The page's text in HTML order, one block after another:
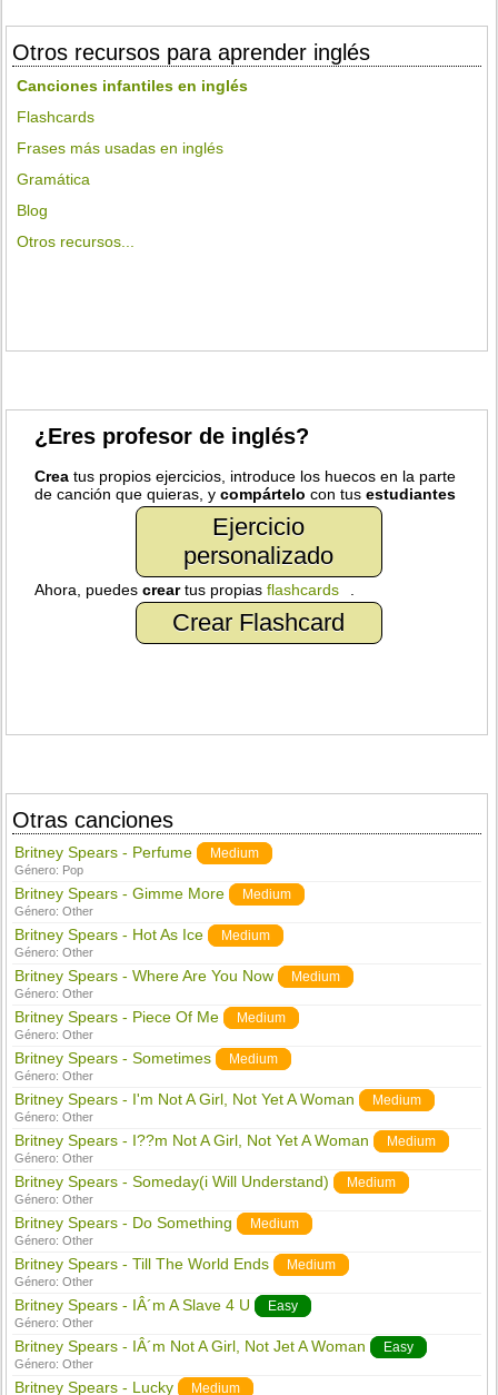
Otros recursos para aprender inglés
Canciones infantiles en inglés
Flashcards
Frases más usadas en inglés
Gramática
Blog
Otros recursos...
¿Eres profesor de inglés?
Crea tus propios ejercicios, introduce los huecos en la parte
de canción que quieras, ycompártelo con tusestudiantes
Ejercicio
personalizado
Ahora, puedescreartus propiasflashcards
Crear Flashcard
Otras canciones
Britney Spears - Perfume Medium
Género: Pop
Britney Spears - Gimme More Medium
Género:Other
Britney Spears - Hot As Ice Medium
Género:Other
Britney Spears - Where Are You Now Medium
Género:Other
Britney Spears - Piece Of Me Medium
Género:Other
Britney Spears - Sometimes Medium
Género:Other
Britney Spears - I'm Not A Girl, Not Yet A Woman Medium
Género:Other
Britney Spears - I??m Not A Girl, Not Yet A Woman Medium
Género:Other
Britney Spears - Someday(i Will Understand) Medium
Género:Other
Britney Spears - Do Something Medium
Género:Other
Britney Spears - Till The World Ends Medium
Género:Other
Britney Spears - IÂ´m A Slave 4 U Easy
Género:Other
Britney Spears - IÂ´m Not A Girl, Not Jet A Woman Easy
Género:Other
Britney Spears - Lucky Medium